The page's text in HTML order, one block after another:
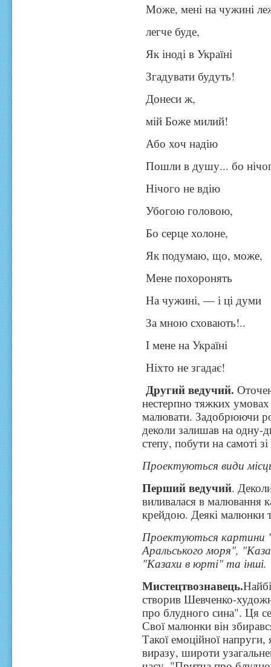
Може, мені на чужині
легче буде,
Як іноді в Україні
Згадувати будуть!
Донеси ж,
мій Боже милий!
Або хоч надію
Пошли в душу... бо
Нічого не вдію
Убогою головою,
Бо серце холоне,
Як подумаю, що, може,
Мене похоронять
На чужині, — і ці думи
За мною сховають!..
І мене на Україні
Ніхто не згадає!
Другий ведучий.
нестерпно тяжких
малювати. Задобрюючи
деколи залишав на одну-
степу, побути на самоті
Проектуються види
Перший ведучий.
виливалася в малювання
крейдою. Деякі малюнки
Проектуються картини
Аральського моря",
"Казахи в юрті" та інші.
Мистецтвознавець.
створив Шевченко-
про блудного сина". Ця
Свої малюнки він
Такої емоційної
виразу, широти